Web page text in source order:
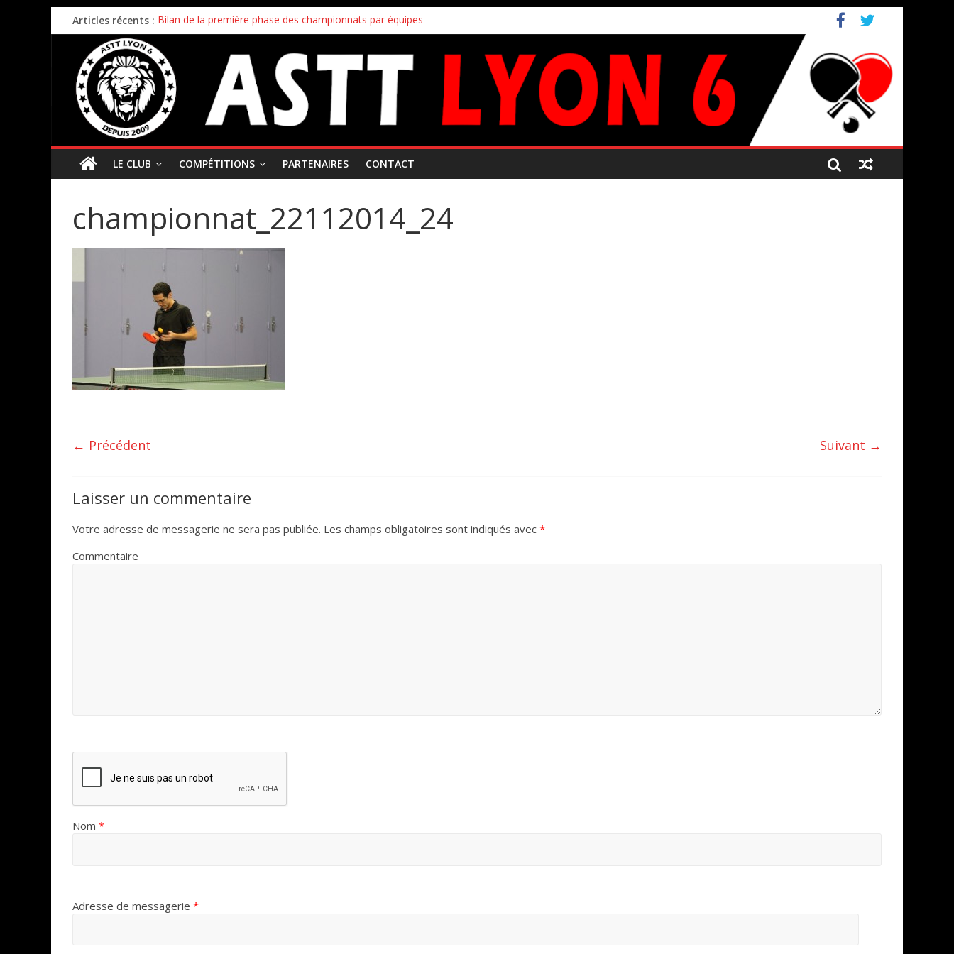
Articles récents : Bilan de la première phase des championnats par équipes
Bilan de fin de saison pour nos équipes
Inscriptions 2026/2027 – c’est parti !
Stage enfants été 2026 – ouvertures inscriptions aux joueurs non licenciés au club
Championnat par équipes – 21/22 Mars 2026
LE CLUB COMPÉTITIONS PARTENAIRES CONTACT
championnat_22112014_24
← Précédent Suivant →
Laisser un commentaire
Votre adresse de messagerie ne sera pas publiée. Les champs obligatoires sont indiqués avec *
Commentaire
Nom *
Adresse de messagerie *